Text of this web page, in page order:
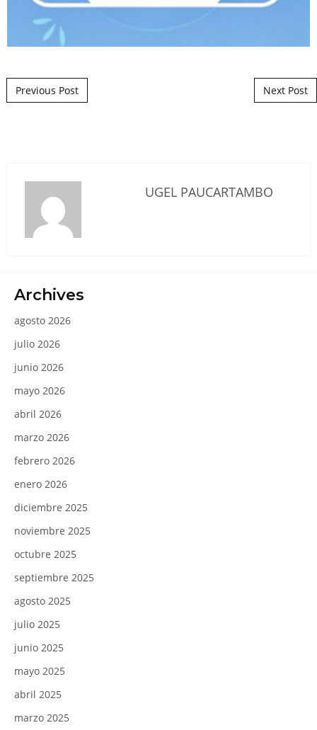
Post navigation
Previous Post Next Post
UGEL PAUCARTAMBO
Archives
agosto 2026
julio 2026
junio 2026
mayo 2026
abril 2026
marzo 2026
febrero 2026
enero 2026
diciembre 2025
noviembre 2025
octubre 2025
septiembre 2025
agosto 2025
julio 2025
junio 2025
mayo 2025
abril 2025
marzo 2025